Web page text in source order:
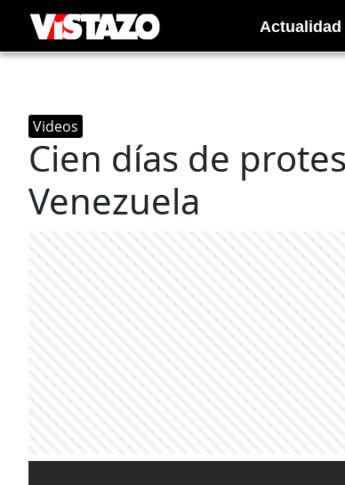
Actualidad
Videos
Cien días de
Venezuela